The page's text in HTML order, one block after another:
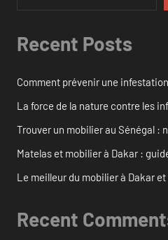
Recent Posts
Comment prévenir une
La force de la nature contre les
Trouver un mobilier au Sénégal :
Matelas et mobilier à Dakar :
Le meilleur du mobilier à Dakar
Recent